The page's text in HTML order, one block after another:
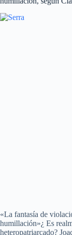
«La fantasía de
humillación»¿ Es
heteropatriarcado?